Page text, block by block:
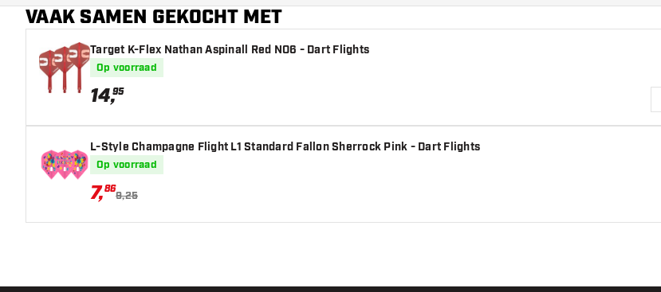
Hoofdkleur
VAAK SAMEN GEKOCHT MET
Target K-Flex Nathan Aspinall Red NO6 - Dart Flights
Op voorraad
14,95
L-Style Champagne Flight L1 Standard Fallon Sherrock Pink - Dart Flights
Op voorraad
7,86
9,25